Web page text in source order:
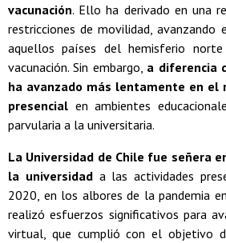
vacunación. Ello ha derivado en una
restricciones de movilidad, avanzando
aquellos países del hemisferio
vacunación. Sin embargo, a diferencia
ha avanzado más lentamente en el
presencial en ambientes
parvularia a la universitaria.
La Universidad de Chile fue señera
la universidada las actividades
2020, en los albores de la pandemia
realizó esfuerzos significativos para
virtual, que cumplió con el objetivo